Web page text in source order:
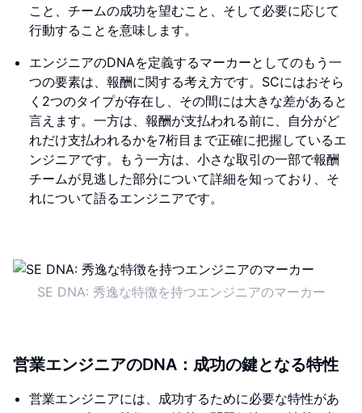
こと、チームの成功を望むこと、そして必要に応じて
行動することを意味します。
エンジニアのDNAを定義するマーカーとしてのもう一
つの要素は、報酬に関する考え方です。SCにはおそら
く2つのタイプが存在し、その間には大きな差があると
言えます。一方は、報酬が支払われる前に、自分がど
れだけ支払われるかを7桁目まで正確に把握しているエ
ンジニアです。もう一方は、小さな取引の一部で報酬
チームが見逃した部分について詳細を知っており、そ
れについて語るエンジニアです。
SE DNA: 秀逸な特徴を持つエンジニアのマーカー
営業エンジニアのDNA：成功の鍵となる特性
営業エンジニアには、成功するために必要な特性があ